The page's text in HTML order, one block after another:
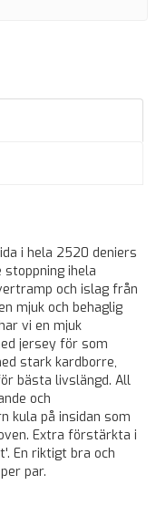
i hela 2520 deniers
stoppning ihela
och islag från
mjuk och behaglig
vi en mjuk
jersey för som
stark kardborre,
bästa livslängd. All
och
kula på insidan som
Extra förstärkta i
En riktigt bra och
par.